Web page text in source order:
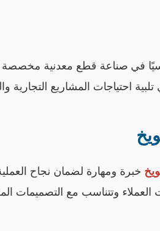
في صناعة قطع معدنية مخصصة
خبرة ومهارة لضمان نجاح